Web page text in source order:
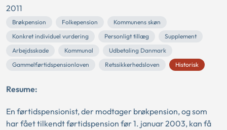
2011
Brøkpension Folkepension
Kommunens skøn
Konkret individuel vurdering
Personligt tillæg
Supplement
Arbejdsskade
Kommunal
Udbetaling Danmark
Gammelførtidspensionloven
Retssikkerhedsloven Historisk
Resume:
En førtidspensionist, der modtager brøkpension, og som
har fået tilkendt førtidspension før 1. januar 2003, kan få